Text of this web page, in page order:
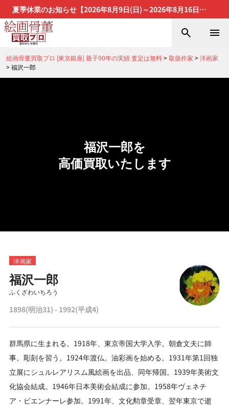
夏季休業のお知らせ【2026年8月9日(日)～2026年8月16日
(日)】
絵画骨董買取プロ |東京銀座| 親子90年の実績 査定は無料>取扱作家 >洋画家
>福沢一郎
福沢一郎を
高価買取いたします
洋画家
福沢一郎
ふくざわいちろう
1898(明治31) - 1992(平成4)
群馬県に生まれる。1918年、東京帝国大学入学。朝倉文夫に師
事。彫刻を習う。1924年渡仏。油彩画を始める。1931年第1回独
立展にシュルレアリスム風絵画を出品、同年帰国。1939年美術文
化協会結成。1946年日本美術会結成に参加。1958年ヴェネチ
ア・ビエンナーレ参加。1991年、文化勲章受章、翌年東京で逝